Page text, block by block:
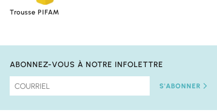
Trousse PIFAM
ABONNEZ-VOUS À NOTRE INFOLETTRE
S'ABONNER